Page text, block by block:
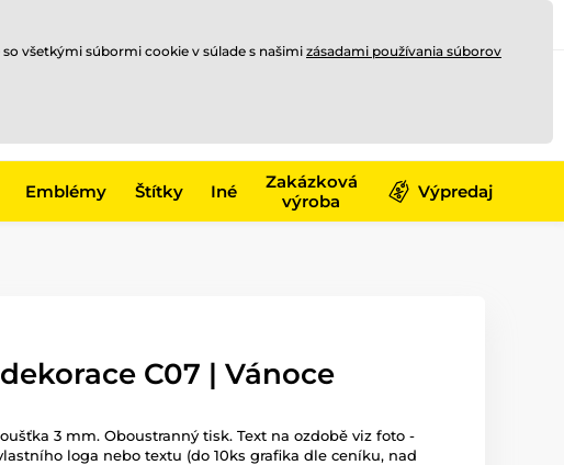
Emblémy Štítky Iné
Zakázková
výroba
Výpredaj
C07 | Vánoce
3 mm. Oboustranný tisk. Text na ozdobě viz foto -
loga nebo textu (do 10ks grafika dle ceníku, nad
všetkými súbormi cookie v súlade s našimi zásadami používania súborov